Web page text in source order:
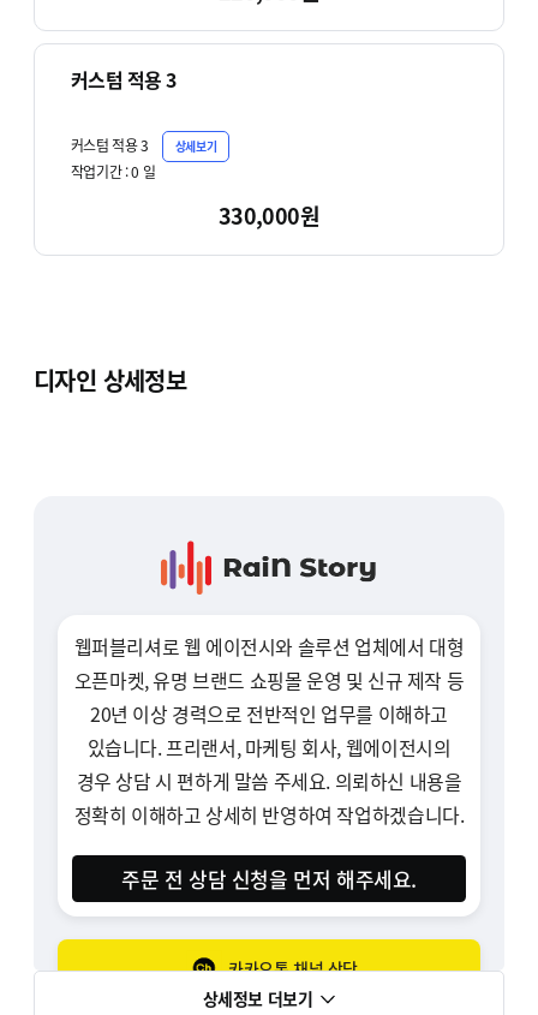
커스텀 적용 3
커스텀 적용 3 상세보기
작업기간 :0 일
330,000원
디자인 상세정보
웹퍼블리셔로 웹 에이전시와 솔루션 업체에서 대형
오픈마켓, 유명 브랜드 쇼핑몰 운영 및 신규 제작 등
20년 이상 경력으로 전반적인 업무를 이해하고
있습니다. 프리랜서, 마케팅 회사, 웹에이전시의
경우 상담 시 편하게 말씀 주세요. 의뢰하신 내용을
정확히 이해하고 상세히 반영하여 작업하겠습니다.
주문 전 상담 신청을 먼저 해주세요.
카카오톡 채널 상담
상세정보 더보기